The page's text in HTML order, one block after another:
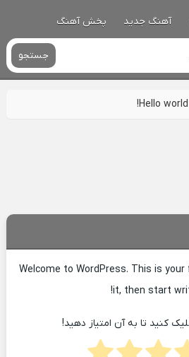
آهنگ جدید پخش آهنگ
جستجو
Hello world!
Welcome to WordPress. This is
it, then start
کنید تا به آن امتیاز دهید!